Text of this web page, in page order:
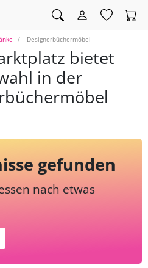
Designerbüchermöbel
bietet
in der
gefunden
nach etwas